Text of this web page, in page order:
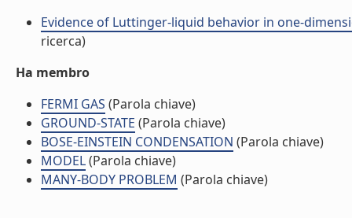
Evidence of Luttinger-liquid behavior in one-
ricerca)
Ha membro
FERMI GAS (Parola chiave)
GROUND-STATE (Parola chiave)
BOSE-EINSTEIN CONDENSATION (Parola chiave)
MODEL(Parola chiave)
MANY-BODY PROBLEM (Parola chiave)